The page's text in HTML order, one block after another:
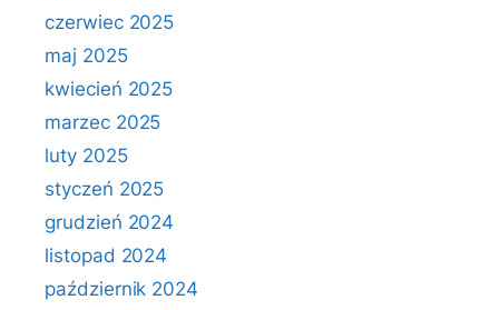
czerwiec 2025
maj 2025
kwiecień 2025
marzec 2025
luty 2025
styczeń 2025
grudzień 2024
listopad 2024
październik 2024